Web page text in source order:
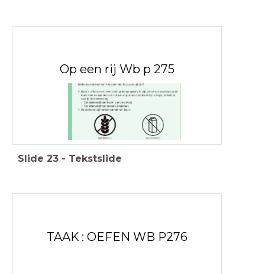
Op een rij Wb p 275
Slide 23 - Tekstslide
TAAK : OEFEN WB P276